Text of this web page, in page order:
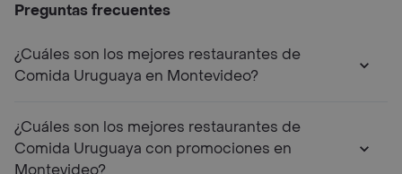
Preguntas frecuentes
¿Cuáles son los mejores restaurantes de
Comida Uruguaya en Montevideo?
¿Cuáles son los mejores restaurantes de
Comida Uruguaya con promociones en
Montevideo?